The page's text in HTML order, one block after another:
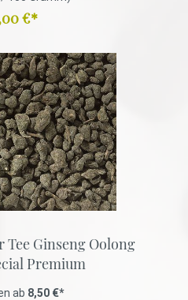
€*
Ginseng Oolong
Premium
ab 8,50 €*